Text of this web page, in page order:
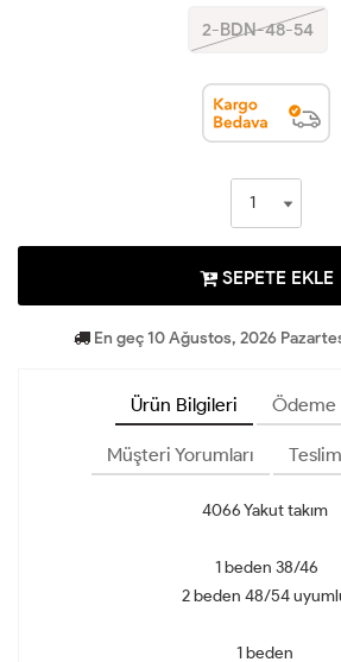
2-BDN-48-54
SEPETE EKLE
En geç 10 Ağustos, 2026
Ürün Bilgileri Ödeme
Müşteri Yorumları
4066 Yakut takım
1 beden 38/46
2 beden 48/54
1 beden